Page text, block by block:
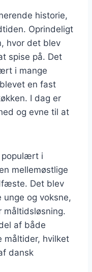
historie,
Oprindeligt
hvor det blev
spise på. Det
i mange
en fast
I dag er
og evne til at
populært i
mellemøstlige
Det blev
og voksne,
af både
måltider, hvilket
dansk